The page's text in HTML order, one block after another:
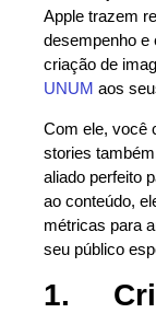
Apple trazem
desempenho e
criação de
UNUM aos
Com ele, você
stories
aliado perfeito
ao conteúdo,
métricas para
seu público
1.